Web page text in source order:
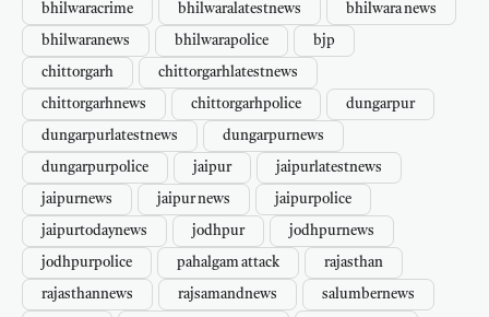
bhilwaracrime bhilwaralatestnews bhilwara news
bhilwaranews bhilwarapolice bjp
chittorgarh chittorgarhlatestnews
chittorgarhnews chittorgarhpolice dungarpur
dungarpurlatestnews dungarpurnews
dungarpurpolice jaipur jaipurlatestnews
jaipurnews jaipur news jaipurpolice
jaipurtodaynews jodhpur jodhpurnews
jodhpurpolice pahalgam attack rajasthan
rajasthannews rajsamandnews salumbernews